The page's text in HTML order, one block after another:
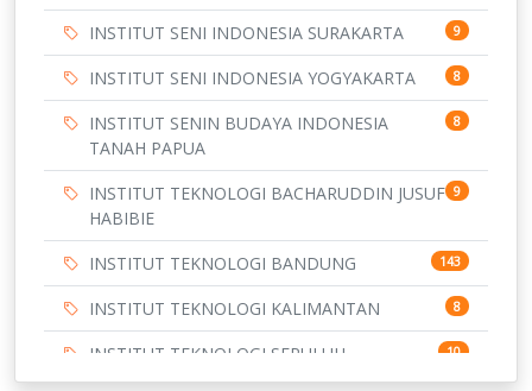
INSTITUT SENI INDONESIA SURAKARTA 9
INSTITUT SENI INDONESIA YOGYAKARTA 8
INSTITUT SENIN BUDAYA INDONESIA
TANAH PAPUA
8
INSTITUT TEKNOLOGI BACHARUDDIN JUSUF
HABIBIE
9
INSTITUT TEKNOLOGI BANDUNG 143
INSTITUT TEKNOLOGI KALIMANTAN 8
INSTITUT TEKNOLOGI SEPULUH
NOVEMBER
10